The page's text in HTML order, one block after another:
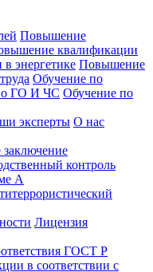
Повышение
квалификации
энергетике Повышение
Обучение по
ГО И ЧС Обучение по
эксперты О нас
заключение
контроль
А
Лицензия
ГОСТ Р
в соответствии с